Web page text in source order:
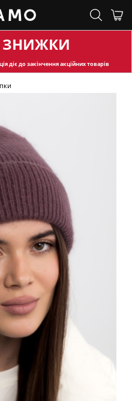
ЗНИЖКИ
діє до закінчення акційних товарів